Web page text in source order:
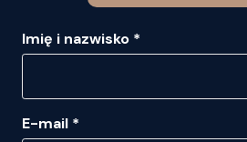
Imię i nazwisko *
E-mail *